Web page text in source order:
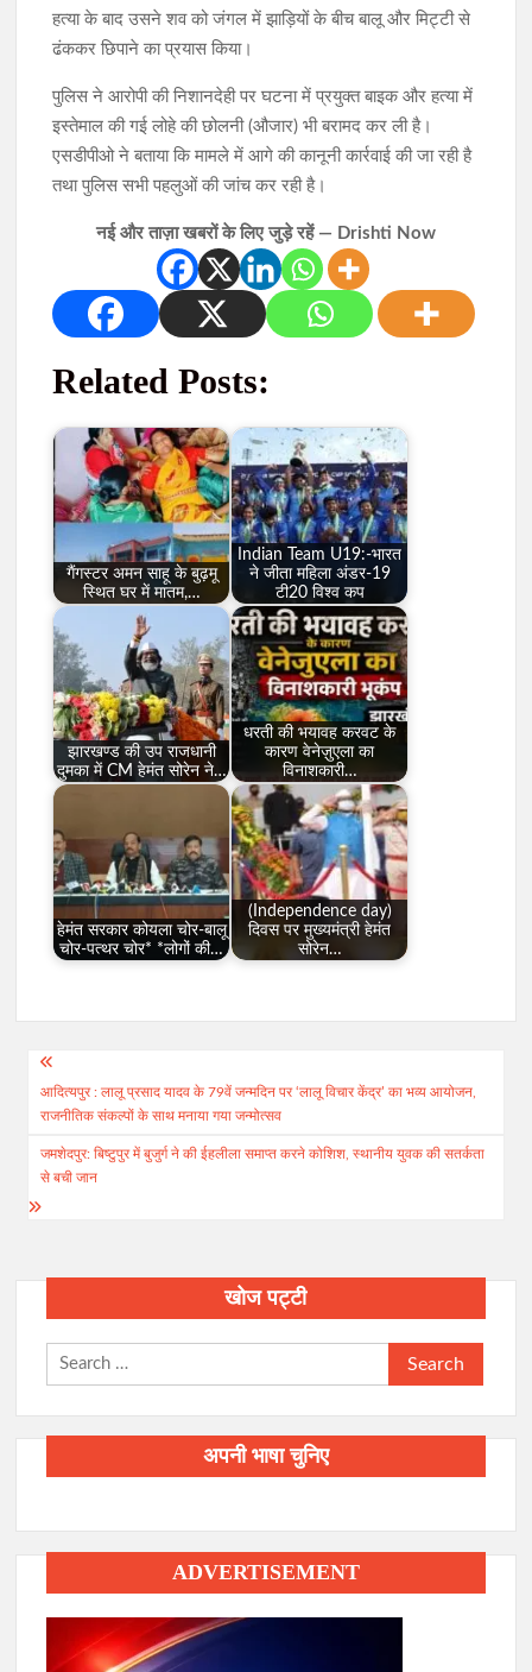
हत्या के बाद उसने शव को जंगल में झाड़ियों के बीच बालू और मिट्टी से
ढंककर छिपाने का प्रयास किया।
पुलिस ने आरोपी की निशानदेही पर घटना में प्रयुक्त बाइक और हत्या में
इस्तेमाल की गई लोहे की छोलनी (औजार) भी बरामद कर ली है।
एसडीपीओ ने बताया कि मामले में आगे की कानूनी कार्रवाई की जा रही है
तथा पुलिस सभी पहलुओं की जांच कर रही है।
नई और ताज़ा खबरों के लिए जुड़े रहें — Drishti Now
Related Posts:
गैंगस्टर अमन साहू के बुढ़मू
स्थित घर में मातम,…
Indian Team U19:-भारत
ने जीता महिला अंडर-19
टी20 विश्व कप
झारखण्ड की उप राजधानी
दुमका में CM हेमंत सोरेन ने…
धरती की भयावह करवट के
कारण वेनेज़ुएला का
विनाशकारी…
हेमंत सरकार कोयला चोर-बालू
चोर-पत्थर चोर* *लोगों की…
(Independence day)
दिवस पर मुख्यमंत्री हेमंत
सोरेन…
Post
navigation
आदित्यपुर : लालू प्रसाद यादव के 79वें जन्मदिन पर ‘लालू विचार केंद्र’ का भव्य आयोजन,
राजनीतिक संकल्पों के साथ मनाया गया जन्मोत्सव
जमशेदपुर: बिष्टुपुर में बुजुर्ग ने की ईहलीला समाप्त करने कोशिश, स्थानीय युवक की सतर्कता
से बची जान
खोज पट्टी
Search
for:
अपनी भाषा चुनिए
ADVERTISEMENT